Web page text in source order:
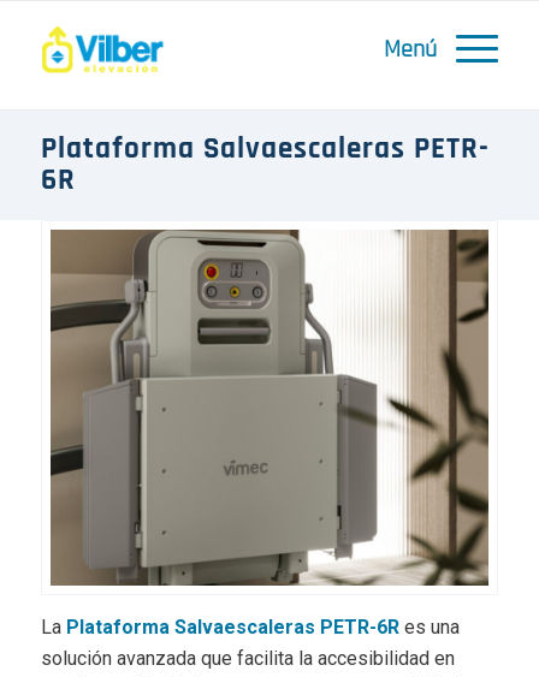
Plataforma Salvaescaleras PETR-
6R
La Plataforma Salvaescaleras PETR-6Res una
solución avanzada que facilita la accesibilidad en